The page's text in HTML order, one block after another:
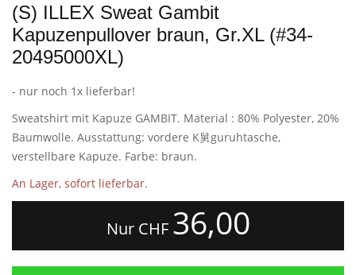
(S) ILLEX Sweat Gambit
Kapuzenpullover braun, Gr.XL (#34-
20495000XL)
- nur noch 1x lieferbar!
Sweatshirt mit Kapuze GAMBIT. Material : 80% Polyester, 20%
Baumwolle. Ausstattung: vordere K舅guruhtasche,
verstellbare Kapuze. Farbe: braun.
An Lager, sofort lieferbar.
Nur CHF 36,00